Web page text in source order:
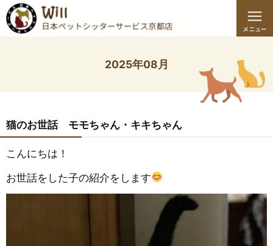
2025年08月
猫のお世話 モモちゃん・キキちゃん
こんにちは！
お世話をした子の紹介をします